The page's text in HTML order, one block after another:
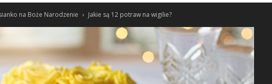
na Boże Narodzenie Jakie są 12 potraw na wigilie?